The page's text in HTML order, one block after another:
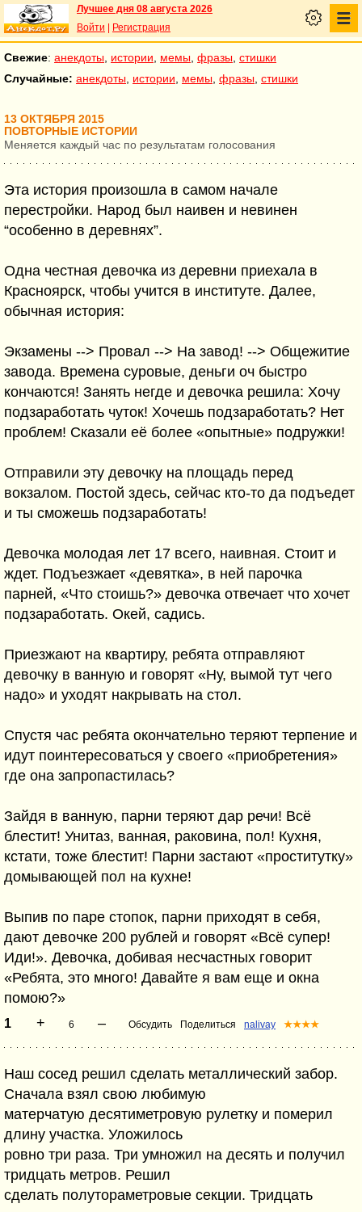
Лучшее дня 08 августа 2026
Войти
Регистрация
Свежие: анекдоты истории мемы фразы стишки
Случайные: анекдоты истории мемы фразы стишки
13 ОКТЯБРЯ 2015
ПОВТОРНЫЕ ИСТОРИИ
Меняется каждый час по результатам голосования
Эта история произошла в самом начале
перестройки. Народ был наивен и невинен
“особенно в деревнях”.
Одна честная девочка из деревни приехала в
Красноярск, чтобы учится в институте. Далее,
обычная история:
Экзамены --> Провал --> На завод! --> Общежитие
завода. Времена суровые, деньги оч быстро
кончаются! Занять негде и девочка решила: Хочу
подзаработать чуток! Хочешь подзаработать? Нет
проблем! Сказали её более «опытные» подружки!
Отправили эту девочку на площадь перед
вокзалом. Постой здесь, сейчас кто-то да подъедет
и ты сможешь подзаработать!
Девочка молодая лет 17 всего, наивная. Стоит и
ждет. Подъезжает «девятка», в ней парочка
парней, «Что стоишь?» девочка отвечает что хочет
подзаработать. Окей, садись.
Приезжают на квартиру, ребята отправляют
девочку в ванную и говорят «Ну, вымой тут чего
надо» и уходят накрывать на стол.
Спустя час ребята окончательно теряют терпение и
идут поинтересоваться у своего «приобретения»
где она запропастилась?
Зайдя в ванную, парни теряют дар речи! Всё
блестит! Унитаз, ванная, раковина, пол! Кухня,
кстати, тоже блестит! Парни застают «проститутку»
домывающей пол на кухне!
Выпив по паре стопок, парни приходят в себя,
дают девочке 200 рублей и говорят «Всё супер!
Иди!». Девочка, добивая несчастных говорит
«Ребята, это много! Давайте я вам еще и окна
помою?»
1 + 6 – Обсудить Поделиться nalivay ★★★★
Наш сосед решил сделать металлический забор.
Сначала взял свою любимую
матерчатую десятиметровую рулетку и померил
длину участка. Уложилось
ровно три раза. Три умножил на десять и получил
тридцать метров. Решил
сделать полутораметровые секции. Тридцать